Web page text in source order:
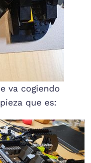
va cogiendo
que es: